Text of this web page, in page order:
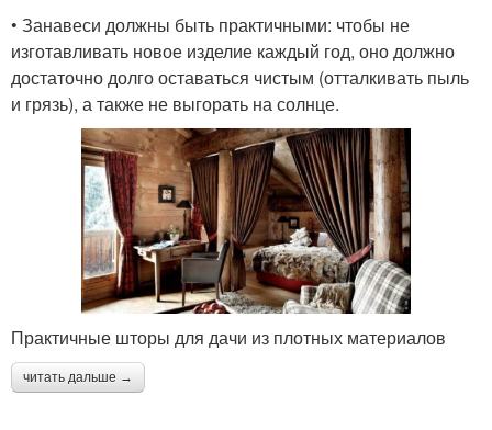
• Занавеси должны быть практичными: чтобы не
изготавливать новое изделие каждый год, оно должно
достаточно долго оставаться чистым (отталкивать пыль
и грязь), а также не выгорать на солнце.
Практичные шторы для дачи из плотных материалов
читать дальше →